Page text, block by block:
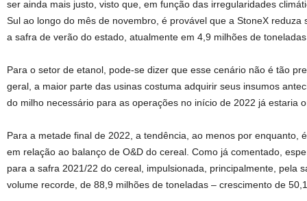
ser ainda mais justo, visto que, em função das irregularidades
Sul ao longo do mês de novembro, é provável que a StoneX reduza
a safra de verão do estado, atualmente em 4,9 milhões de
Para o setor de etanol, pode-se dizer que esse cenário não é tão
geral, a maior parte das usinas costuma adquirir seus insumos
do milho necessário para as operações no início de 2022 já estaria
Para a metade final de 2022, a tendência, ao menos por enquanto,
em relação ao balanço de O&D do cereal. Como já comentado,
para a safra 2021/22 do cereal, impulsionada, principalmente, pela
volume recorde, de 88,9 milhões de toneladas – crescimento de